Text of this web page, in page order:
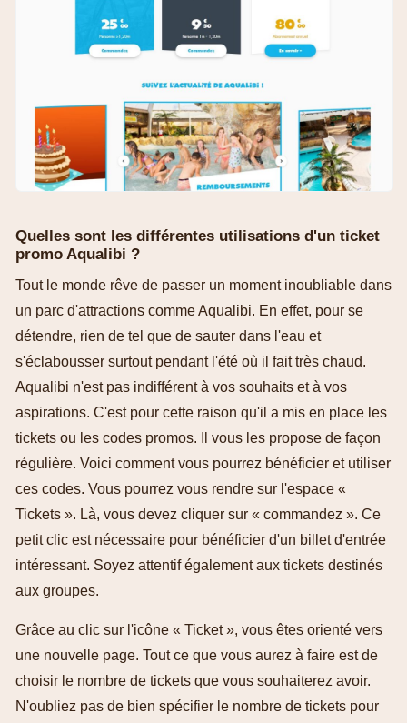
Quelles sont les différentes utilisations d'un ticket
promo Aqualibi ?
Tout le monde rêve de passer un moment inoubliable dans
un parc d'attractions comme Aqualibi. En effet, pour se
détendre, rien de tel que de sauter dans l'eau et
s'éclabousser surtout pendant l'été où il fait très chaud.
Aqualibi n'est pas indifférent à vos souhaits et à vos
aspirations. C'est pour cette raison qu'il a mis en place les
tickets ou les codes promos. Il vous les propose de façon
régulière. Voici comment vous pourrez bénéficier et utiliser
ces codes. Vous pourrez vous rendre sur l'espace «
Tickets ». Là, vous devez cliquer sur « commandez ». Ce
petit clic est nécessaire pour bénéficier d'un billet d'entrée
intéressant. Soyez attentif également aux tickets destinés
aux groupes.
Grâce au clic sur l'icône « Ticket », vous êtes orienté vers
une nouvelle page. Tout ce que vous aurez à faire est de
choisir le nombre de tickets que vous souhaiterez avoir.
N'oubliez pas de bien spécifier le nombre de tickets pour